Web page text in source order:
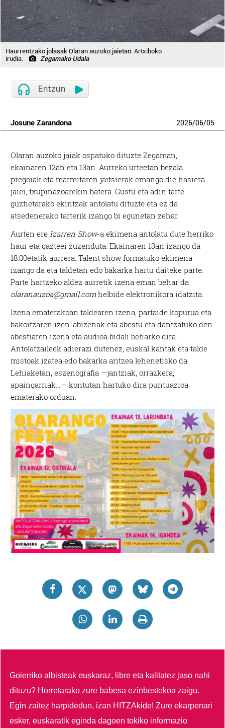
Haurrentzako jolasak Olaran auzoko jaietan. Artxiboko
irudia.
Zegamako Udala
Josune Zarandona 2026/06/05
Olaran auzoko jaiak ospatuko dituzte Zegaman,
ekainaren 12an eta 13an. Aurreko urteetan bezala
pregoiak eta marmitaren jaitsierak emango die hasiera
jaiei, txupinazoarekin batera. Gustu eta adin tarte
guztietarako ekintzak antolatu dituzte eta ez da
atsedenerako tarterik izango bi egunetan zehar.
Aurten ereIzarren Show-a ekimena antolatu dute herriko
haur eta gazteei zuzenduta. Ekainaren 13an izango da
18:00etatik aurrera. Talent show formatuko ekimena
izango da eta taldetan edo bakarka hartu daiteke parte.
Parte hartzeko aldez aurretik izena eman behar da
olaranauzoa@gmail.com helbide elektronikora idatzita.
Izena ematerakoan taldearen izena, partaide kopurua eta
bakoitzaren izen-abizenak eta abestu eta dantzatuko den
abestiaren izena eta audioa bidali beharko dira.
Antolatzaileek adierazi dutenez, euskal kantak eta talde
mistoak izatea edo bakarka aritzea lehenetisko da.
Lehiaketan, eszenografia —jantziak, orrazkera,
apaingarriak…— kontutan hartuko dira puntuazioa
ematerako orduan.
Goierriko albisteak euskaraz, libre eta kalitatez jaso nahi
dituzu? Horretarako zure babesa ezinbestekoa zaigu.
Egin zaitez harpidedun, izan HITZAkide!Zure ekarpenari
esker, euskaratik eginda dagoen tokiko informazio